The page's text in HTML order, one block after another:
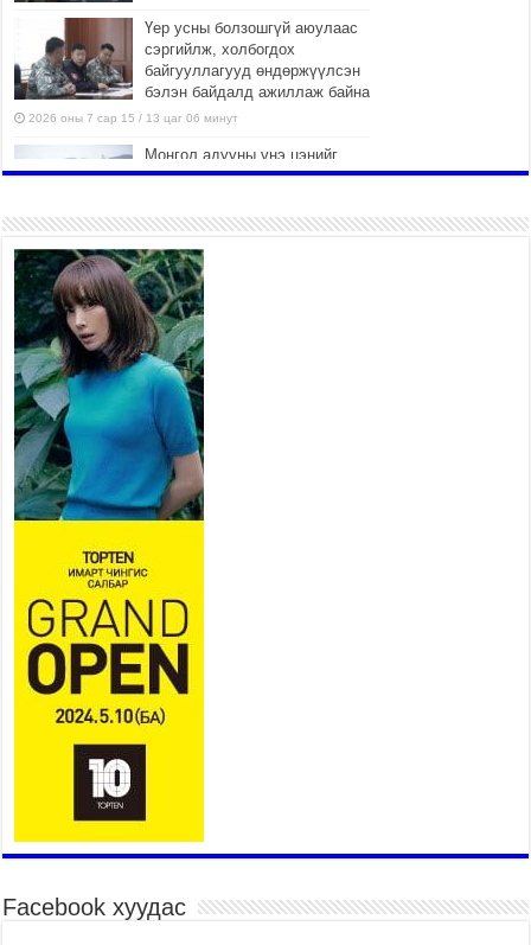
Үер усны болзошгүй аюулаас
сэргийлж, холбогдох
байгууллагууд өндөржүүлсэн
бэлэн байдалд ажиллаж байна
2026 оны 7 сар 15 / 13 цаг 06 минут
Монгол адууны үнэ цэнийг
дэлхийд сурталчлах “Дэлхийн
оролцож байна
Шагайн харвааны насанд
хүрэгчдийн багийн төрөлд 106
багийн 848 харваач өрсөлдөж,
шилдгүүд шалгарав
2026 оны 7 сар 15 / 11 цаг 45 минут
Үндэсний их баяр наадмын сур харвааны
шагналыг нийслэлийн Засаг дарга бөгөөд
Улаанбаатар хотын Захирагч Б.Пүрэвдагва
гардууллаа
2026 оны 7 сар 15 / 11 цаг 41 минут
иргэдэд тусламж, үйлчилгээ үзүүлж байна
2026 оны 7 сар 15 / 11 цаг 30 минут
Хүчит бөхийн барилдааны тавын даваа
үргэлжилж байна
2026 оны 7 сар 15 / 11 цаг 26 минут
Төв цэнгэлдэх орчмын цэвэрлэгээ, үйлчилгээнд
161 ажилтан, 27 техниктэй ажиллаж байна
2026 оны 7 сар 15 / 11 цаг 22 минут
Наадмын амралтын өдрүүдэд нийслэлийн эрүүл
мэндийн байгууллагууд дараах хуваарийн дагуу
ажиллана
2026 оны 7 сар 15 / 11 цаг 18 минут
Үндэсний их баяр наадам эхэллээ
2026 оны 7 сар 15 / 11 цаг 14 минут
Facebook хуудас